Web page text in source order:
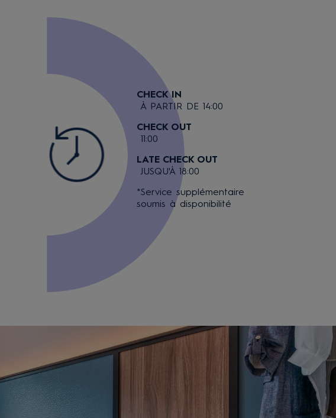
CHECK IN
À PARTIR DE 14:00
CHECK OUT
11:00
LATE CHECK OUT
JUSQU'À 18:00
*Service supplémentaire
soumis à disponibilité